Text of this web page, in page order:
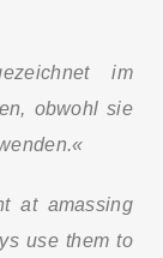
im
obwohl sie
at amassing
use them to